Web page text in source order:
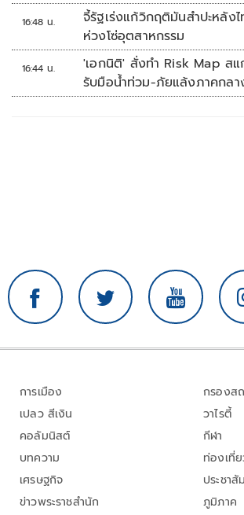
16:48 น.
จี้รัฐเร่งแก้วิกฤติมันสำปะหลัง
ห่วงโซ่อุตสาหกรรม
16:44 น.
'เอกนิติ' สั่งทำ Risk Map ส
รับมือน้ำท่วม-ภัยแล้งภาคกลา
การเมือง
เปลว สีเงิน
คอลัมนิสต์
บทความ
เศรษฐกิจ
ข่าวพระราชสำนัก
กรองส
วาไรตี้
กีฬา
ท่องเที่
ประชา
ภูมิภาค